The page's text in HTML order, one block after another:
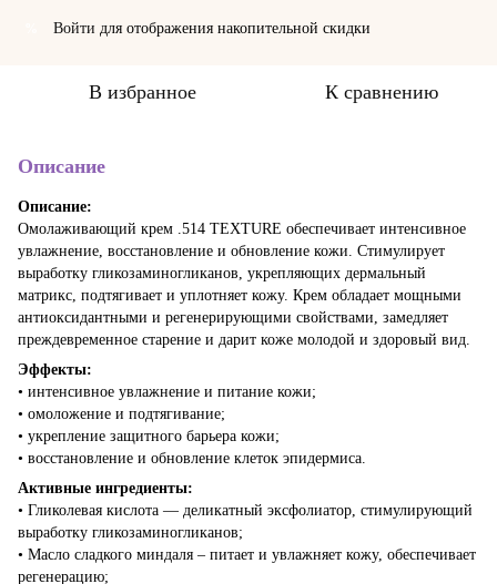
Войти для отображения накопительной скидки
В избранное К сравнению
Описание
Описание:
Омолаживающий крем .514 TEXTURE обеспечивает интенсивное
увлажнение, восстановление и обновление кожи. Стимулирует
выработку гликозаминогликанов, укрепляющих дермальный
матрикс, подтягивает и уплотняет кожу. Крем обладает мощными
антиоксидантными и регенерирующими свойствами, замедляет
преждевременное старение и дарит коже молодой и здоровый вид.
Эффекты:
• интенсивное увлажнение и питание кожи;
• омоложение и подтягивание;
• укрепление защитного барьера кожи;
• восстановление и обновление клеток эпидермиса.
Активные ингредиенты:
• Гликолевая кислота — деликатный эксфолиатор, стимулирующий
выработку гликозаминогликанов;
• Масло сладкого миндаля – питает и увлажняет кожу, обеспечивает
регенерацию;